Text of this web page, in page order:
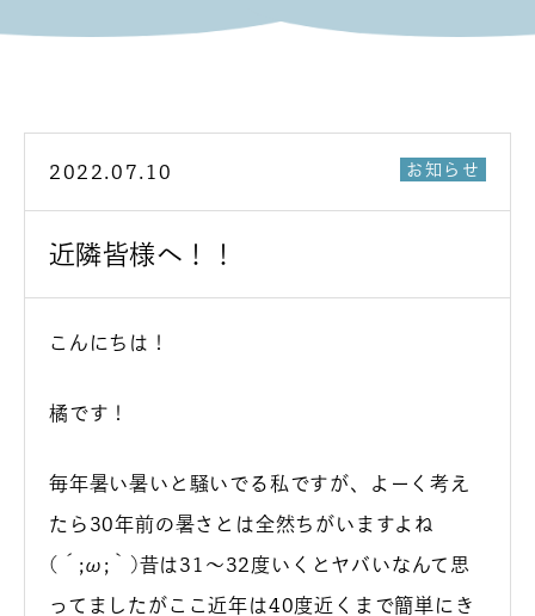
2022.07.10 お知らせ
近隣皆様へ！！
こんにちは！
橘です！
毎年暑い暑いと騒いでる私ですが、よーく考え
たら30年前の暑さとは全然ちがいますよね
(´;ω;｀)昔は31～32度いくとヤバいなんて思
ってましたがここ近年は40度近くまで簡単にき